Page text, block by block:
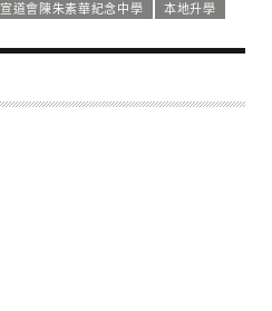
宣道會陳朱素華紀念中學 本地升學